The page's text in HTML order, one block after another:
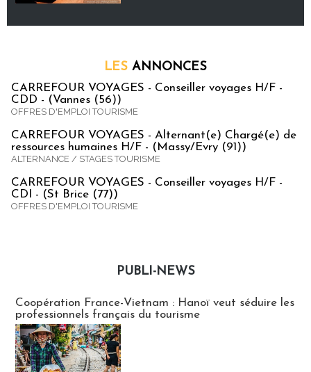
LES ANNONCES
CARREFOUR VOYAGES - Conseiller voyages H/F -
CDD - (Vannes (56))
OFFRES D'EMPLOI TOURISME
CARREFOUR VOYAGES - Alternant(e) Chargé(e) de
ressources humaines H/F - (Massy/Evry (91))
ALTERNANCE / STAGES TOURISME
CARREFOUR VOYAGES - Conseiller voyages H/F -
CDI - (St Brice (77))
OFFRES D'EMPLOI TOURISME
PUBLI-NEWS
Coopération France-Vietnam : Hanoï veut séduire les
professionnels français du tourisme